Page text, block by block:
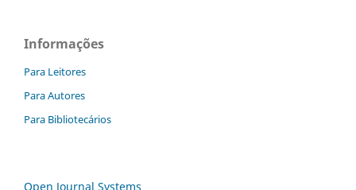
Informações
Para Leitores
Para Autores
Para Bibliotecários
Open Journal Systems